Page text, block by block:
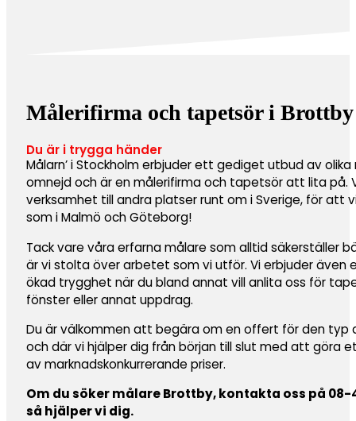
Målerifirma och tapetsör i
Du är i trygga händer
Målarn’ i Stockholm erbjuder ett gediget utbud av
omnejd och är en målerifirma och tapetsör att lita på.
verksamhet till andra platser runt om i Sverige, för att
som i Malmö och Göteborg!
Tack vare våra erfarna målare som alltid säkerställer
är vi stolta över arbetet som vi utför. Vi erbjuder även
ökad trygghet när du bland annat vill anlita oss för
fönster eller annat uppdrag.
Du är välkommen att begära om en offert för den typ
och där vi hjälper dig från början till slut med att göra
av marknadskonkurrerande priser.
Om du söker målare Brottby, kontakta oss på 08-
så hjälper vi dig.